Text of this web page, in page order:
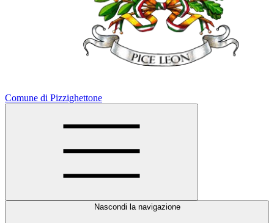
Comune di Pizzighettone
Nascondi la navigazione